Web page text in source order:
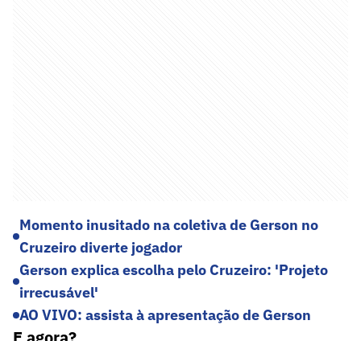
Momento inusitado na coletiva de Gerson no
Cruzeiro diverte jogador
Gerson explica escolha pelo Cruzeiro: 'Projeto
irrecusável'
AO VIVO: assista à apresentação de Gerson